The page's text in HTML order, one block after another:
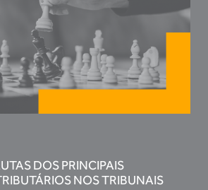
DOS PRINCIPAIS
NOS TRIBUNAIS